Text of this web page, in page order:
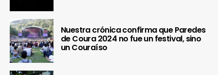
Nuestra crónica confirma que Paredes
de Coura 2024 no fue un festival, sino
un Couraíso